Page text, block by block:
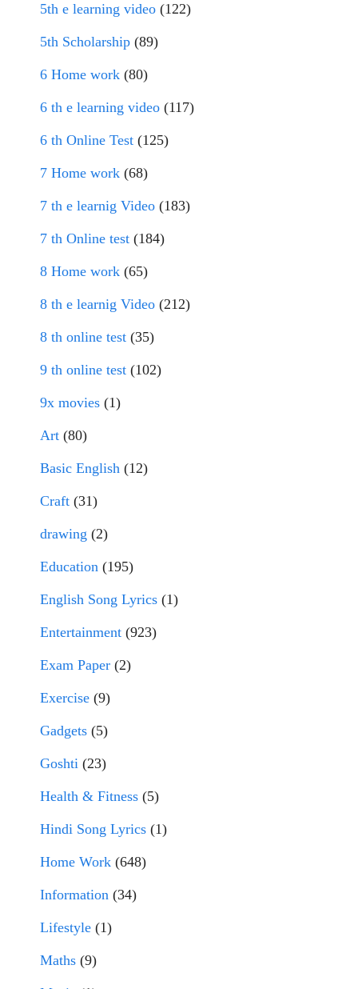
5th e learning video (122)
5th Scholarship (89)
6 Home work (80)
6 th e learning video (117)
6 th Online Test (125)
7 Home work (68)
7 th e learnig Video (183)
7 th Online test (184)
8 Home work (65)
8 th e learnig Video (212)
8 th online test (35)
9 th online test (102)
9x movies (1)
Art (80)
Basic English (12)
Craft (31)
drawing (2)
Education (195)
English Song Lyrics (1)
Entertainment (923)
Exam Paper (2)
Exercise (9)
Gadgets (5)
Goshti (23)
Health & Fitness (5)
Hindi Song Lyrics (1)
Home Work (648)
Information (34)
Lifestyle (1)
Maths (9)